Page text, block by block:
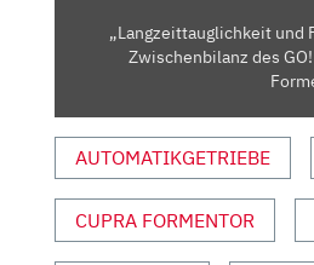
AUERTESTERS C
ON Y
OUTUBE A
NZEIGEN
„Langzeittauglichkeit und
Zwischenbilanz des
AUTOMATIKGETRIEBE
CUPRA FORMENTOR